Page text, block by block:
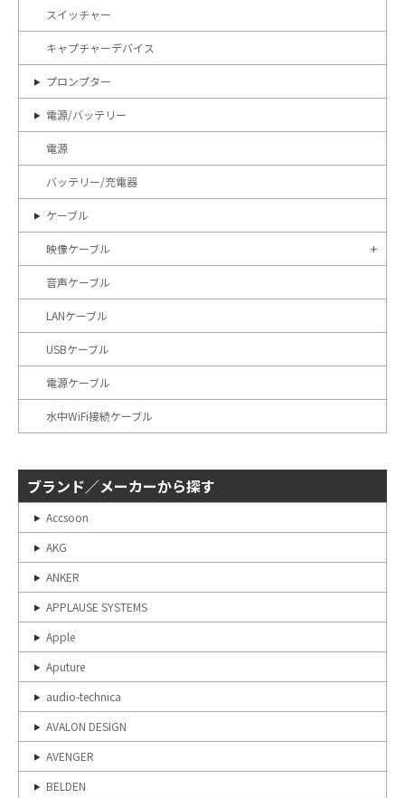
スイッチャー
キャプチャーデバイス
プロンプター
電源/バッテリー
電源
バッテリー/充電器
ケーブル
映像ケーブル
音声ケーブル
LANケーブル
USBケーブル
電源ケーブル
水中WiFi接続ケーブル
ブランド／メーカーから探す
Accsoon
AKG
ANKER
APPLAUSE SYSTEMS
Apple
Aputure
audio-technica
AVALON DESIGN
AVENGER
BELDEN